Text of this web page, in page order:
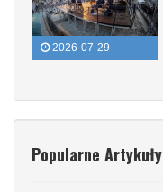
2026-07-29
Popularne Artykuły